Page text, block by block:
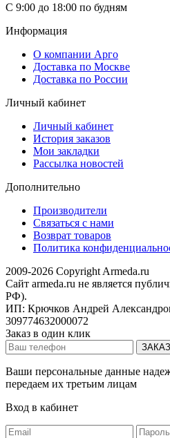
С 9:00 до 18:00 по будням
Информация
О компании Арго
Доставка по Москве
Доставка по России
Личный кабинет
Личный кабинет
История заказов
Мои закладки
Рассылка новостей
Дополнительно
Производители
Связаться с нами
Возврат товаров
Политика
2009-2026 Copyright Armeda.ru
Сайт armeda.ru не является
РФ).
ИП: Крючков Андрей
309774632000072
Заказ в один клик
Ваши персональные данные
передаем их третьим лицам
Вход в кабинет